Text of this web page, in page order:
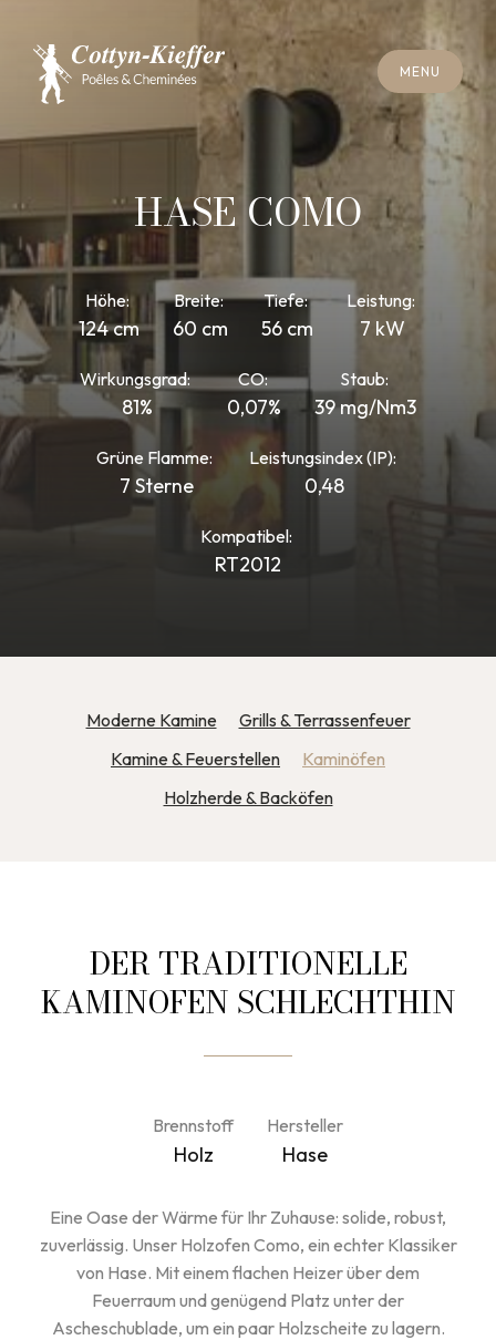
M EN U
MEN U
TERMIN SC H N
C GUNG
HL
H E SS E N
HASE COMO
Höhe:
124 cm
Breite:
60 cm
Tiefe:
56 cm
Leistung:
7 kW
Wirkungsgrad:
81%
CO:
0,07%
Staub:
39 mg/Nm3
Grüne Flamme:
7 Sterne
Leistungsindex (IP):
0,48
Kompatibel:
RT2012
Moderne Kamine
Grills & Terrassenfeuer
Kamine & Feuerstellen
Kaminöfen
Holzherde & Backöfen
DER TRADITIONELLE
KAMINOFEN SCHLECHTHIN
Brennstoff
Holz
Hersteller
Hase
Eine Oase der Wärme für Ihr Zuhause: solide, robust,
zuverlässig. Unser Holzofen Como, ein echter Klassiker
von Hase. Mit einem flachen Heizer über dem
Feuerraum und genügend Platz unter der
Ascheschublade, um ein paar Holzscheite zu lagern.